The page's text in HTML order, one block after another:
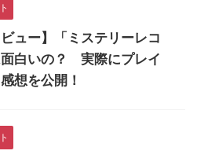
ビュー】「ミステリーレコ
白いの？ 実際にプレイ
想を公開！